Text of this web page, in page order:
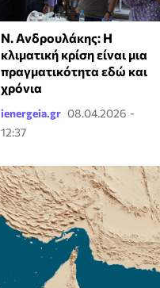
Ν. Ανδρουλάκης: Η
κλιματική κρίση είναι μια
πραγματικότητα εδώ και
χρόνια
ienergeia.gr 08.04.2026 -
12:37